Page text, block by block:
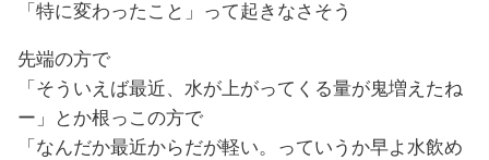
「特に変わったこと」って起きなさそう
先端の方で
「そういえば最近、水が上がってくる量が鬼増えたね
ー」とか根っこの方で
「なんだか最近からだが軽い。っていうか早よ水飲め